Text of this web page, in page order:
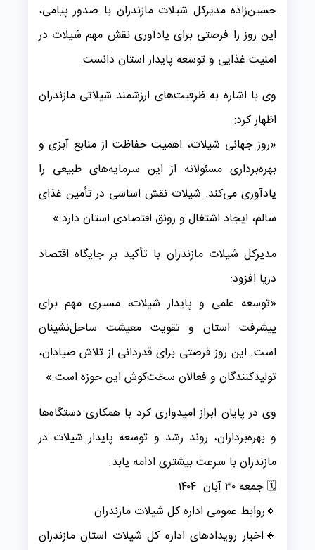
حسین‌زاده مدیرکل شیلات مازندران با صدور پیامی،
این روز را فرصتی برای یادآوری نقش مهم شیلات در
امنیت غذایی و توسعه پایدار استان دانست.
وی با اشاره به ظرفیت‌های ارزشمند شیلاتی مازندران
اظهار کرد:
«روز جهانی شیلات، اهمیت حفاظت از منابع آبزی و
بهره‌برداری مسئولانه از این سرمایه‌های طبیعی را
یادآوری می‌کند. شیلات نقش اساسی در تأمین غذای
سالم، ایجاد اشتغال و رونق اقتصادی استان دارد.»
مدیرکل شیلات مازندران با تأکید بر جایگاه اقتصاد
دریا افزود:
«توسعه علمی و پایدار شیلات، مسیری مهم برای
پیشرفت استان و تقویت معیشت ساحل‌نشینان
است. این روز فرصتی برای قدردانی از تلاش صیادان،
تولیدکنندگان و فعالان سخت‌کوش این حوزه است.»
وی در پایان ابراز امیدواری کرد با همکاری دستگاه‌ها
و بهره‌برداران، روند رشد و توسعه پایدار شیلات در
مازندران با سرعت بیشتری ادامه یابد.
🗓 ️جمعه ۳۰ آبان ۱۴۰۴
️🔸️روابط عمومی اداره کل شیلات مازندران
🔸️️اخبار رویدادهای اداره کل شیلات استان مازندران